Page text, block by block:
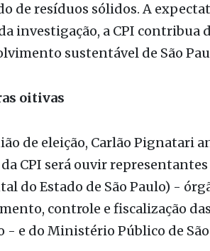
sustentável de São
oitivas
de eleição, Carlão Pignatari
do Estado de São Paulo) -
controle e fiscalização
- e do Ministério Público de São
os deputados vão mapear